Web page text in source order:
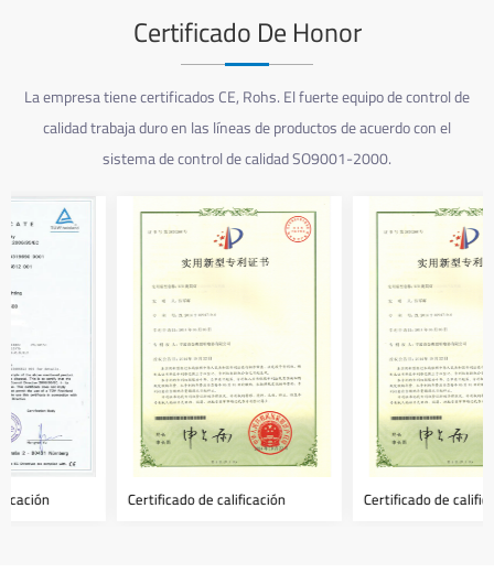
Certificado De Honor
La empresa tiene certificados CE, Rohs. El fuerte equipo de control de
calidad trabaja duro en las líneas de productos de acuerdo con el
sistema de control de calidad SO9001-2000.
Certificado de calificación Certificado de calificación